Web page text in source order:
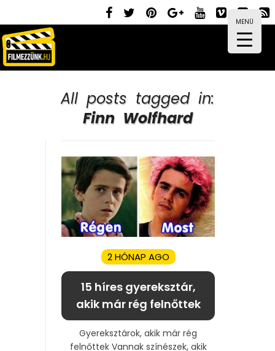
MENÜ
All posts tagged in:
Finn Wolfhard
2 HÓNAP AGO
15 híres gyereksztár,
akik már rég felnőttek
Gyereksztárok, akik már rég
felnőttek Vannak színészek, akik